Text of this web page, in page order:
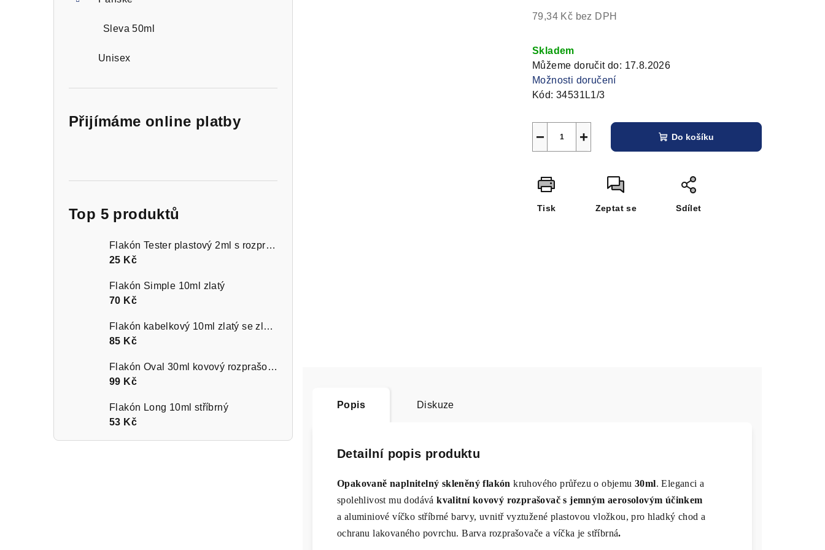
Sleva 50ml
Unisex
Přijímáme online platby
Top 5 produktů
Flakón Tester plastový 2ml s rozprašovačem černý
25 Kč
Flakón Simple 10ml zlatý
70 Kč
Flakón kabelkový 10ml zlatý se zlatým kroužkem
85 Kč
Flakón Oval 30ml kovový rozprašovač stříbrný
99 Kč
Flakón Long 10ml stříbrný
53 Kč
79,34 Kč bez DPH
cena:
Skladem
Můžeme doručit do: 17.8.2026
Možnosti doručení
Kód: 34531L1/3
+
− Do košíku
Tisk Zeptat se Sdílet
Popis Diskuze
Detailní popis produktu
Opakovaně naplnitelný skleněný flakón kruhového průřezu o objemu30ml. Eleganci a
spolehlivost mu dodávákvalitní kovový rozprašovač s jemným aerosolovým účinkem
a aluminiové víčko stříbrné barvy, uvnitř vyztužené plastovou vložkou, pro hladký chod a
ochranu lakovaného povrchu. Barva rozprašovače a víčka je stříbrná.